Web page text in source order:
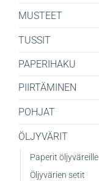
MUSTEET
TUSSIT
PAPERIHAKU
PIIRTÄMINEN
POHJAT
ÖLJYVÄRIT
Paperit öljyväreille
Öljyvärien setit